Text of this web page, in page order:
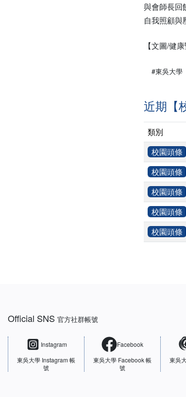
與會師長回
自我照顧與
【文圖/
#東吳大學
近期【
類別
校園頭條
校園頭條
校園頭條
校園頭條
校園頭條
Official SNS 官方社群帳號
Instagram
東吳大學 Instagram 帳
號
Facebook
東吳大學 Facebook 帳
號
東吳